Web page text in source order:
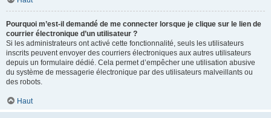
Pourquoi m’est-il demandé de me connecter lorsque je clique sur le lien de
courrier électronique d’un utilisateur ?
Si les administrateurs ont activé cette fonctionnalité, seuls les utilisateurs
inscrits peuvent envoyer des courriers électroniques aux autres utilisateurs
depuis un formulaire dédié. Cela permet d’empêcher une utilisation abusive
du système de messagerie électronique par des utilisateurs malveillants ou
des robots.
Haut